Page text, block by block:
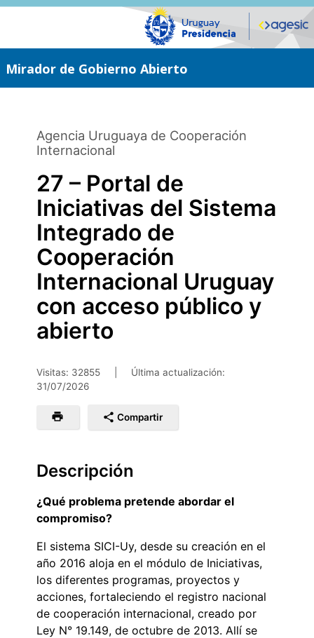
Saltar
Mirador de Gobierno Abierto
Agencia Uruguaya de Cooperación
Internacional
27 – Portal de
Iniciativas del Sistema
Integrado de
Cooperación
Internacional Uruguay
con acceso público y
abierto
Visitas: 32855
Última actualización:
31/07/2026
Compartir
Descripción
¿Qué problema pretende abordar el
compromiso?
El sistema SICI-Uy, desde su creación en el
año 2016 aloja en el módulo de Iniciativas,
los diferentes programas, proyectos y
acciones, fortaleciendo el registro nacional
de cooperación internacional, creado por
Ley N° 19.149, de octubre de 2013. Allí se